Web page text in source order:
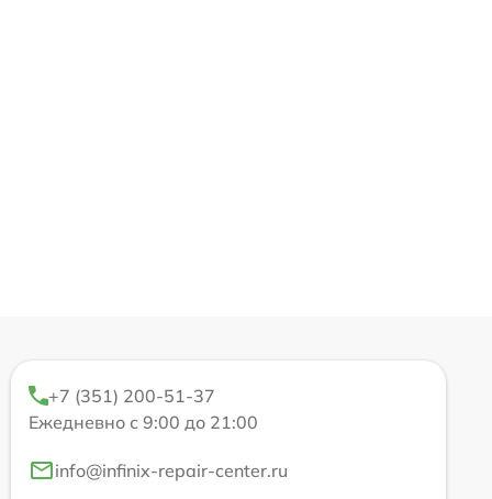
+7 (351) 200-51-37
Ежедневно с 9:00 до 21:00
info@infinix-repair-center.ru